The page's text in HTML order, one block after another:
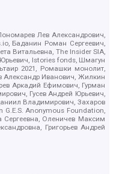
Лев Александрович,
Баданин Роман Сергеевич,
Витальевна, The Insider SIA,
Istories fonds, Шмагун
2021, Ромашки монолит,
Александр Иванович, Жилкин
Аркадий Ефимович, Гурман
Гусев Андрей Юрьевич,
Владимирович, Захаров
Anonymous Foundation,
Оленичев Максим
Григорьев Андрей